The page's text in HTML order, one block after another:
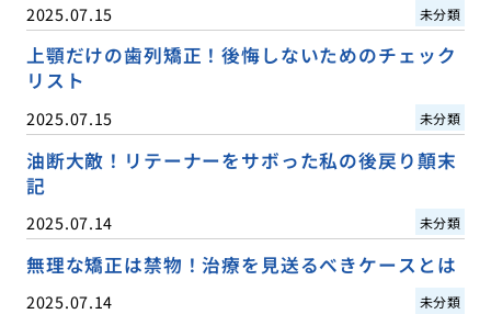
2025.07.15 未分類
上顎だけの歯列矯正！後悔しないためのチェック
リスト
2025.07.15 未分類
油断大敵！リテーナーをサボった私の後戻り顛末
記
2025.07.14 未分類
無理な矯正は禁物！治療を見送るべきケースとは
2025.07.14 未分類